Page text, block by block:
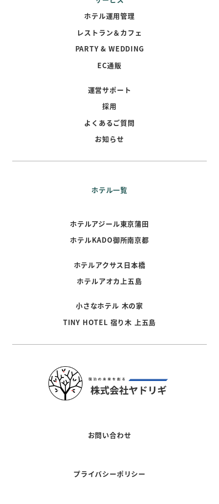
ホテル運用管理
レストラン＆カフェ
PARTY & WEDDING
EC通販
運営サポート
採用
よくあるご質問
お知らせ
ホテル一覧
ホテルアジール東京蒲田
ホテルKADO御所南京都
ホテルアクサス日本橋
ホテルアオカ上五島
小さなホテル 木の家
TINY HOTEL 宿り木 上五島
お問い合わせ
プライバシーポリシー